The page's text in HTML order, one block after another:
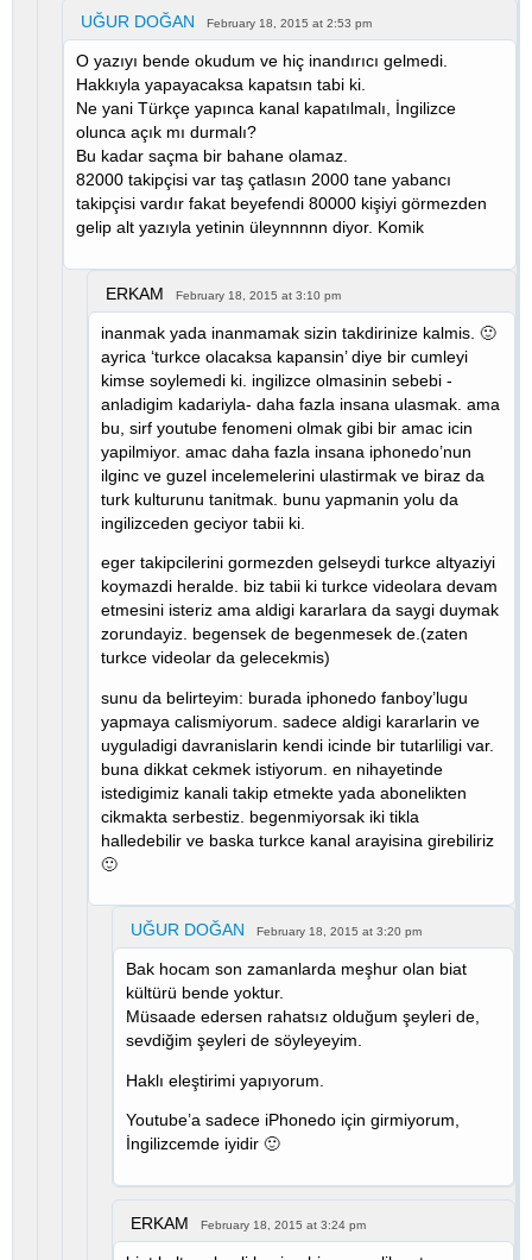
UĞUR DOĞAN February 18, 2015 at 2:53 pm
O yazıyı bende okudum ve hiç inandırıcı gelmedi.
Hakkıyla yapayacaksa kapatsın tabi ki.
Ne yani Türkçe yapınca kanal kapatılmalı, İngilizce
olunca açık mı durmalı?
Bu kadar saçma bir bahane olamaz.
82000 takipçisi var taş çatlasın 2000 tane yabancı
takipçisi vardır fakat beyefendi 80000 kişiyi görmezden
gelip alt yazıyla yetinin üleynnnnn diyor. Komik
ERKAM February 18, 2015 at 3:10 pm
inanmak yada inanmamak sizin takdirinize kalmis. 🙂
ayrica ‘turkce olacaksa kapansin’ diye bir cumleyi
kimse soylemedi ki. ingilizce olmasinin sebebi -
anladigim kadariyla- daha fazla insana ulasmak. ama
bu, sirf youtube fenomeni olmak gibi bir amac icin
yapilmiyor. amac daha fazla insana iphonedo’nun
ilginc ve guzel incelemelerini ulastirmak ve biraz da
turk kulturunu tanitmak. bunu yapmanin yolu da
ingilizceden geciyor tabii ki.
eger takipcilerini gormezden gelseydi turkce altyaziyi
koymazdi heralde. biz tabii ki turkce videolara devam
etmesini isteriz ama aldigi kararlara da saygi duymak
zorundayiz. begensek de begenmesek de.(zaten
turkce videolar da gelecekmis)
sunu da belirteyim: burada iphonedo fanboy’lugu
yapmaya calismiyorum. sadece aldigi kararlarin ve
uyguladigi davranislarin kendi icinde bir tutarliligi var.
buna dikkat cekmek istiyorum. en nihayetinde
istedigimiz kanali takip etmekte yada abonelikten
cikmakta serbestiz. begenmiyorsak iki tikla
halledebilir ve baska turkce kanal arayisina girebiliriz
🙂
UĞUR DOĞAN February 18, 2015 at 3:20 pm
Bak hocam son zamanlarda meşhur olan biat
kültürü bende yoktur.
Müsaade edersen rahatsız olduğum şeyleri de,
sevdiğim şeyleri de söyleyeyim.
Haklı eleştirimi yapıyorum.
Youtube’a sadece iPhonedo için girmiyorum,
İngilizcemde iyidir 🙂
ERKAM February 18, 2015 at 3:24 pm